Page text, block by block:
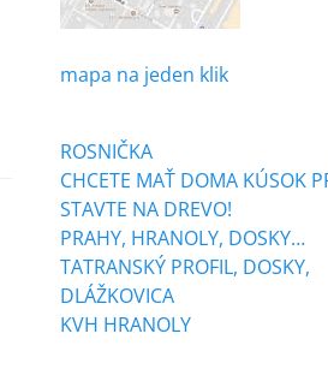
mapa na jeden klik
ROSNIČKA
CHCETE MAŤ DOMA KÚSOK
STAVTE NA DREVO!
PRAHY, HRANOLY, DOSKY…
TATRANSKÝ PROFIL, DOSKY,
DLÁŽKOVICA
KVH HRANOLY